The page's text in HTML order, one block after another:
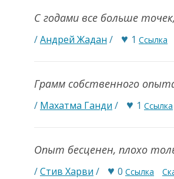
С годами все больше
/Андрей Жадан / ♥ 1 Ссылка
Грамм собственного
/ Махатма Ганди / ♥ 1 Ссылка
Опыт бесценен, плохо
/Стив Харви / ♥ 0 Ссылка